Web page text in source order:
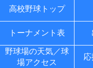
高校野球トップ
トーナメント表
野球場の天気／球
場アクセス